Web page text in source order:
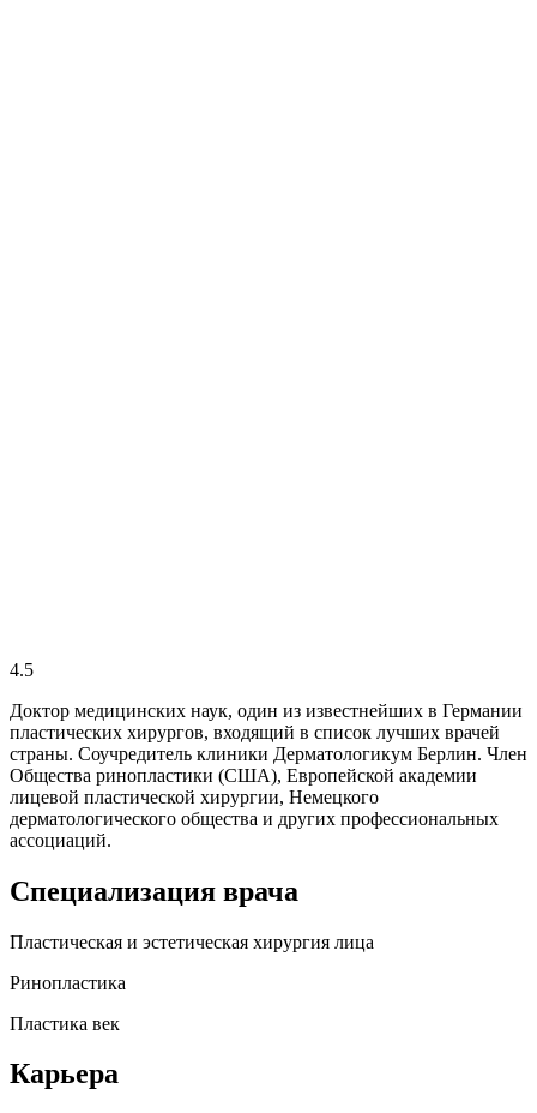
4.5
Доктор медицинских наук, один из известнейших в Германии
пластических хирургов, входящий в список лучших врачей
страны. Соучредитель клиники Дерматологикум Берлин. Член
Общества ринопластики (США), Европейской академии
лицевой пластической хирургии, Немецкого
дерматологического общества и других профессиональных
ассоциаций.
Специализация врача
Пластическая и эстетическая хирургия лица
Ринопластика
Пластика век
Карьера